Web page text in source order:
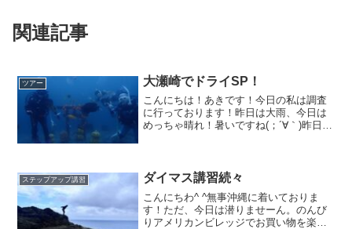
関連記事
ツアー 大瀬崎でドライSP！
こんにちは！あきです！今日の私は調査
に行っております！昨日は大雨、今日は
めっちゃ晴れ！暑いですね(；´∀｀)昨日の
しぶりに大...
ステップアップ講習 ダイマス講習続々
こんにちわ^ ^無事沖縄に着いておりま
す！ただ、今日は潜りませーん。のんび
りアメリカンビレッジでお買い物を楽し